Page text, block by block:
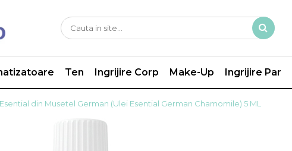
Ten Ingrijire Corp Make-Up Ingrijire Par
din Musetel German (Ulei Esential German Chamomile) 5 ML